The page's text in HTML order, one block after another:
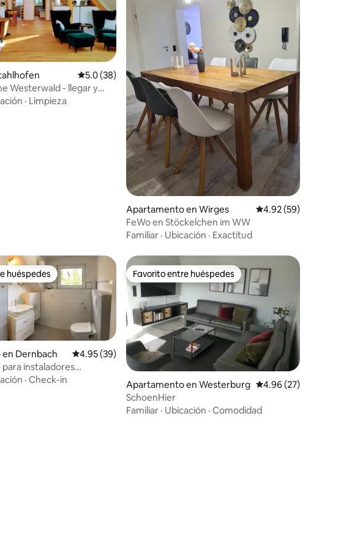
5, 58 reseñas
Calificación promedio: 5.0 de 5, 38 reseñas
5.0 (38)
Westerwald - llegar y
· Limpieza
Apartamento en Wirges Calificación
4.92 (59)
FeWo en Stöckelchen im WW
Familiar · Ubicación · Exactitud
5, 76 reseñas
huéspedes
huéspedes
Dernbach Calificación promedio: 4.95 de 5, 39 reseñas
4.95 (39)
instaladores
con balcón
· Check-in
Favorito entre huéspedes
Favorito entre huéspedes
Apartamento en Westerburg Calificación
4.96 (27)
SchoenHier
Familiar · Ubicación · Comodidad